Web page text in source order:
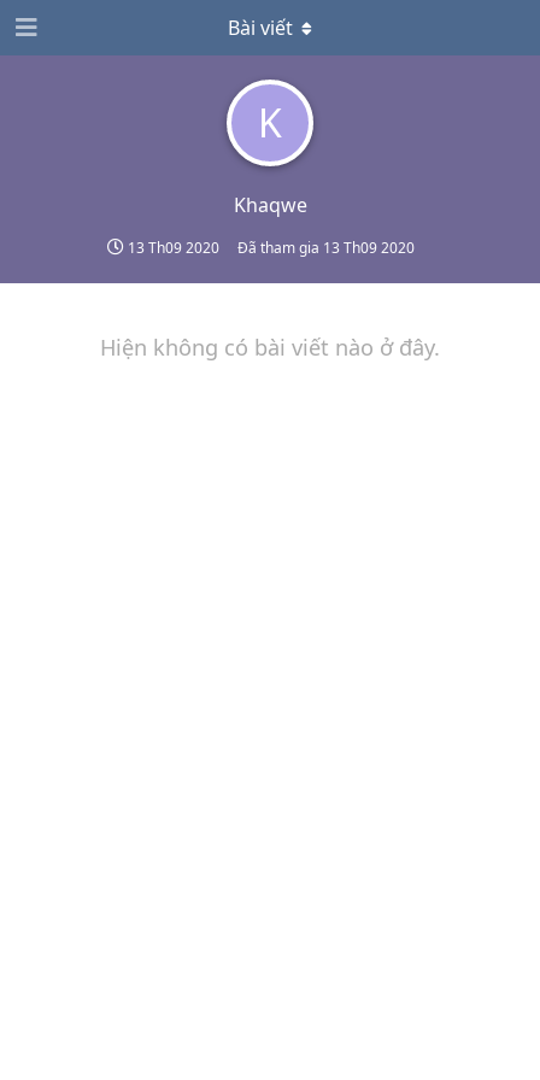
K
Khaqwe
13 Th09 2020 Đã tham gia 13 Th09 2020
Bài viết
Hiện không có bài viết nào ở đây.